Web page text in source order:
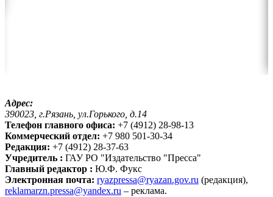
Адрес:
390023, г.Рязань, ул.Горького, д.14
Телефон главного офиса: +7 (4912) 28-98-13
Коммерческий отдел: +7 980 501-30-34
Редакция: +7 (4912) 28-37-63
Учредитель : ГАУ РО "Издательство "Пресса"
Главный редактор : Ю.Ф. Фукс
Электронная почта: ryazpressa@ryazan.gov.ru (редакция),
reklamarzn.pressa@yandex.ru – реклама.